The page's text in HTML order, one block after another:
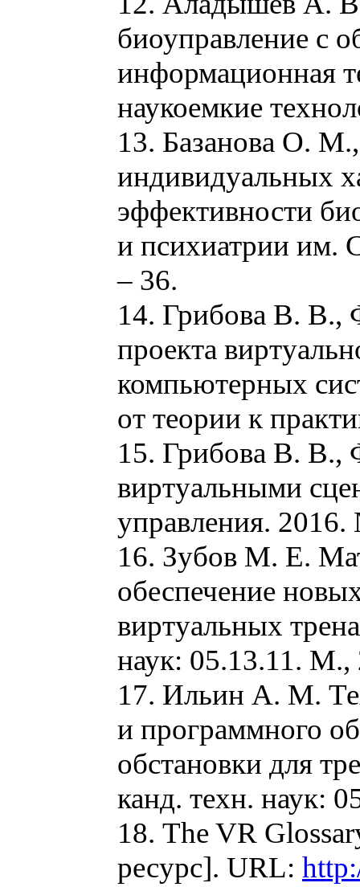
биоуправление с
информационная
наукоемкие
13. Базанова О.
индивидуальных
эффективности
и психиатрии им.
– 36.
14. Грибова В. В.,
проекта
компьютерных
от теории к
15. Грибова В. В.,
виртуальными
управления.
16. Зубов М. Е.
обеспечение
виртуальных
наук: 05.13.11. М.,
17. Ильин А. М.
и программного
обстановки для
канд. техн. наук:
18. The VR
ресурс]. URL: